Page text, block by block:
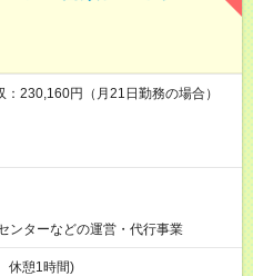
230,160円（月21日勤務の場合）
ンターなどの運営・代行事業
休憩1時間)